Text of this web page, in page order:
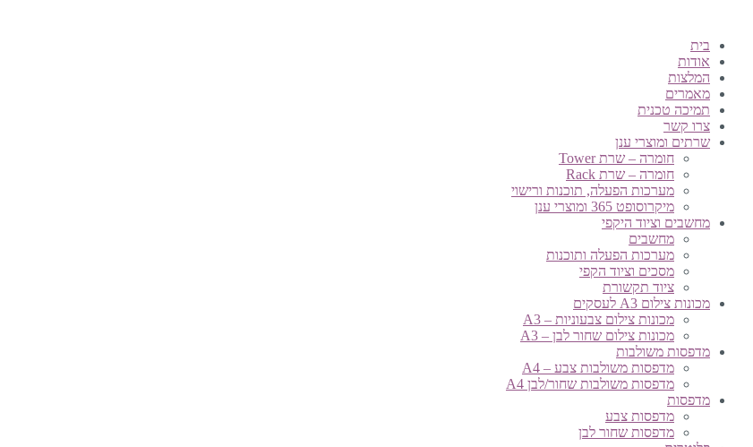
בית
אודות
המלצות
מאמרים
תמיכה טכנית
צרו קשר
שרתים ומוצרי ענן
חומרה – שרת Tower
חומרה – שרת Rack
מערכות הפעלה, תוכנות ורישוי
מיקרוסופט 365 ומוצרי ענן
מחשבים וציוד היקפי
מחשבים
מערכות הפעלה ותוכנות
מסכים וציוד הקפי
ציוד תקשורת
מכונות צילום A3 לעסקים
מכונות צילום צבעוניות – A3
מכונות צילום שחור לבן – A3
מדפסות משולבות
מדפסות משולבות צבע – A4
מדפסות משולבות שחור/לבן A4
מדפסות
מדפסות צבע
מדפסות שחור לבן